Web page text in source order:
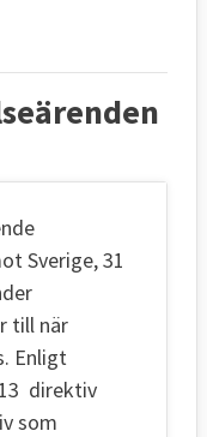
Sverige, 31
till när
Enligt
direktiv
som